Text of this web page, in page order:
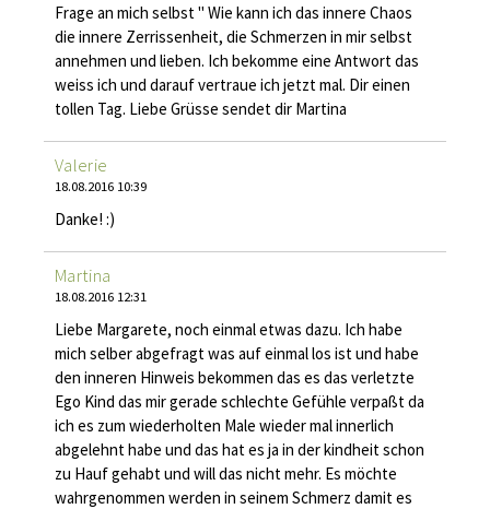
Frage an mich selbst " Wie kann ich das innere Chaos
die innere Zerrissenheit, die Schmerzen in mir selbst
annehmen und lieben. Ich bekomme eine Antwort das
weiss ich und darauf vertraue ich jetzt mal. Dir einen
tollen Tag. Liebe Grüsse sendet dir Martina
Valerie
18.08.2016 10:39
Danke! :)
Martina
18.08.2016 12:31
Liebe Margarete, noch einmal etwas dazu. Ich habe
mich selber abgefragt was auf einmal los ist und habe
den inneren Hinweis bekommen das es das verletzte
Ego Kind das mir gerade schlechte Gefühle verpaßt da
ich es zum wiederholten Male wieder mal innerlich
abgelehnt habe und das hat es ja in der kindheit schon
zu Hauf gehabt und will das nicht mehr. Es möchte
wahrgenommen werden in seinem Schmerz damit es